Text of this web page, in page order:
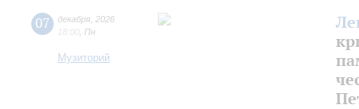
07 декабря 2026
18:00 Пн
Музиторий